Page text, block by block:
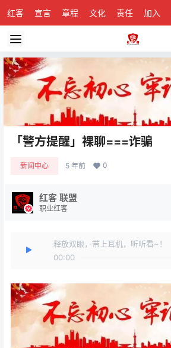
红客 宣言 章程 文化 责任 加入
「警方提醒」裸聊===诈骗
新闻中心 5 年前 0
红客 联盟
职业红客
释放双眼，带上耳机，听听看~！
00:00